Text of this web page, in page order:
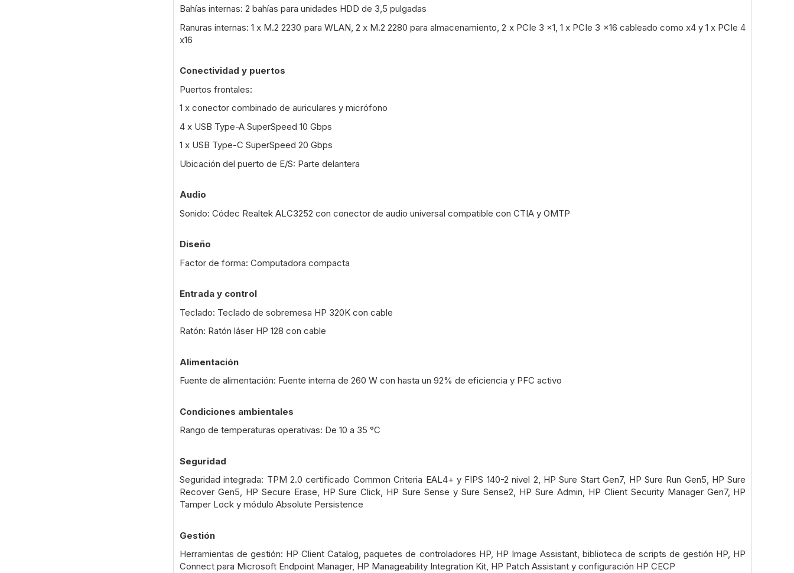
Bahías internas: 2 bahías para unidades HDD de 3,5 pulgadas
Ranuras internas: 1 x M.2 2230 para WLAN, 2 x M.2 2280 para almacenamiento, 2 x PCIe 3 x1, 1 x PCIe 3 x16 cableado como x4 y 1 x PCIe 4
x16
Conectividad y puertos
Puertos frontales:
1 x conector combinado de auriculares y micrófono
4 x USB Type-A SuperSpeed 10 Gbps
1 x USB Type-C SuperSpeed 20 Gbps
Ubicación del puerto de E/S: Parte delantera
Audio
Sonido: Códec Realtek ALC3252 con conector de audio universal compatible con CTIA y OMTP
Diseño
Factor de forma: Computadora compacta
Entrada y control
Teclado: Teclado de sobremesa HP 320K con cable
Ratón: Ratón láser HP 128 con cable
Alimentación
Fuente de alimentación: Fuente interna de 260 W con hasta un 92% de eficiencia y PFC activo
Condiciones ambientales
Rango de temperaturas operativas: De 10 a 35 °C
Seguridad
Seguridad integrada: TPM 2.0 certificado Common Criteria EAL4+ y FIPS 140-2 nivel 2, HP Sure Start Gen7, HP Sure Run Gen5, HP Sure
Recover Gen5, HP Secure Erase, HP Sure Click, HP Sure Sense y Sure Sense2, HP Sure Admin, HP Client Security Manager Gen7, HP
Tamper Lock y módulo Absolute Persistence
Gestión
Herramientas de gestión: HP Client Catalog, paquetes de controladores HP, HP Image Assistant, biblioteca de scripts de gestión HP, HP
Connect para Microsoft Endpoint Manager, HP Manageability Integration Kit, HP Patch Assistant y configuración HP CECP